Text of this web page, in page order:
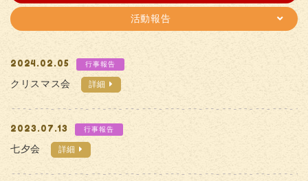
活動報告
2024.02.05 行事報告
クリスマス会 詳細
2023.07.13 行事報告
七夕会 詳細